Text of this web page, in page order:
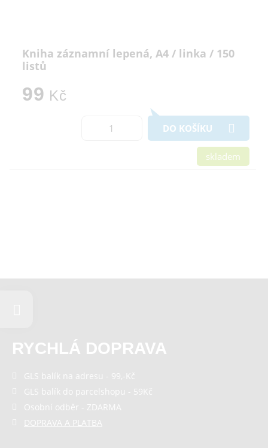
Kniha záznamní lepená, A4 / linka / 150
listů
99 Kč
DO KOŠÍKU
skladem
RYCHLÁ DOPRAVA
GLS balík na adresu - 99,-Kč
GLS balík do parcelshopu - 59Kč
Osobní odběr - ZDARMA
DOPRAVA A PLATBA